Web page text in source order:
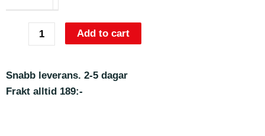
Add to cart
Snabb leverans. 2-5 dagar
Frakt alltid 189:-